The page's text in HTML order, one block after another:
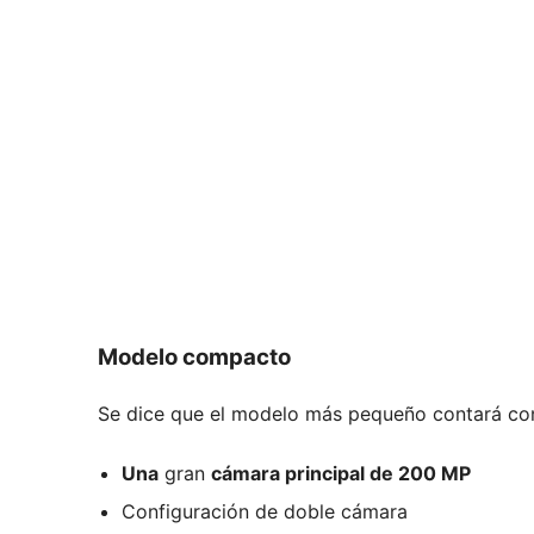
Modelo compacto
Se dice que el modelo más pequeño contará
Una gran cámara principal de 200 MP
Configuración de doble cámara